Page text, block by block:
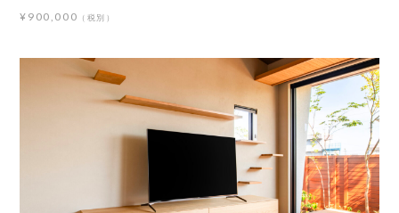
¥900,000 （税別）